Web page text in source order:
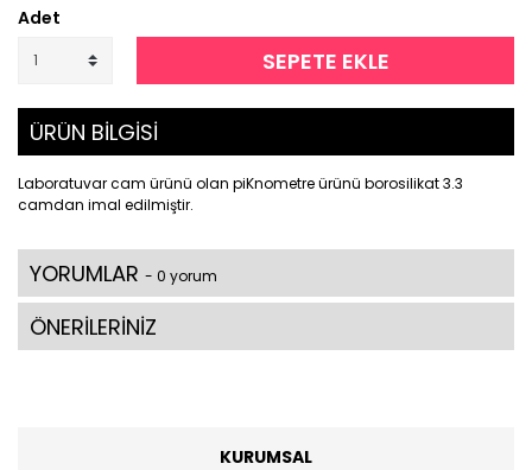
Adet
SEPETE EKLE
ÜRÜN BİLGİSİ
Laboratuvar cam ürünü olan piKnometre ürünü borosilikat 3.3
camdan imal edilmiştir.
YORUMLAR - 0 yorum
ÖNERİLERİNİZ
KURUMSAL